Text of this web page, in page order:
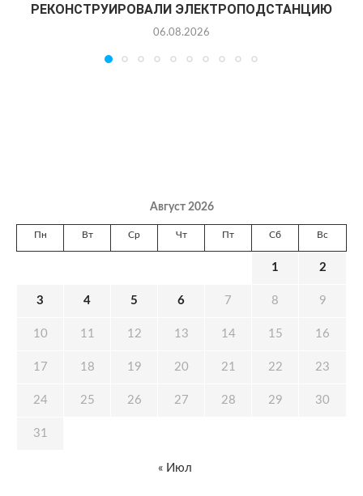
РЕКОНСТРУИРОВАЛИ ЭЛЕКТРОПОДСТАНЦИЮ
06.08.2026
Август 2026
Пн Вт Ср Чт Пт Сб Вс
1 2
3 4 5 6 7 8 9
10 11 12 13 14 15 16
17 18 19 20 21 22 23
24 25 26 27 28 29 30
31
« Июл